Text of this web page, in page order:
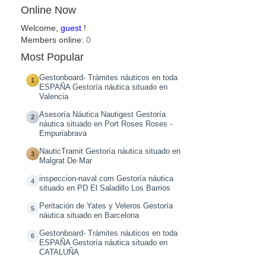
Online Now
Welcome, guest !
Members online: 0
Most Popular
1
Gestonboard- Trámites náuticos en toda
ESPAÑA Gestoría náutica situado en
Valencia
2
Asesoría Náutica Nautigest Gestoría
náutica situado en Port Roses Roses -
Empuriabrava
3
NauticTramit Gestoría náutica situado en
Malgrat De Mar
4
inspeccion-naval.com Gestoría náutica
situado en PD El Saladillo Los Barrios
5
Peritación de Yates y Veleros Gestoría
náutica situado en Barcelona
6
Gestonboard- Trámites náuticos en toda
ESPAÑA Gestoría náutica situado en
CATALUÑA